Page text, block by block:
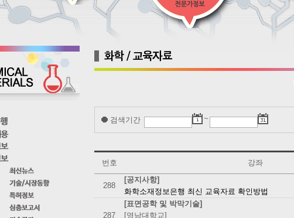
검색기간 ~
번호 강좌
288
[공지사항]
화학소재정보은행 최신 교육자료 확인방법
287
[표면공학 및 박막기술]
[영남대학교]